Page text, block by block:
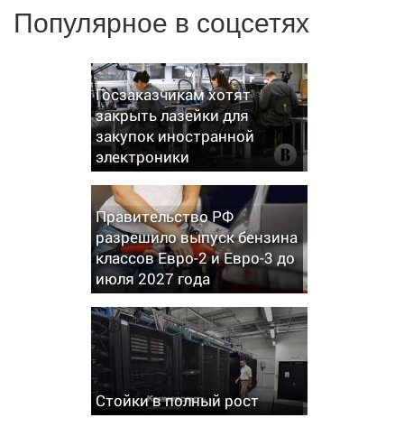
Популярное в соцсетях
Госзаказчикам хотят
закрыть лазейки для
закупок иностранной
электроники
Правительство РФ
разрешило выпуск бензина
классов Евро-2 и Евро-3 до
июля 2027 года
Стойки в полный рост